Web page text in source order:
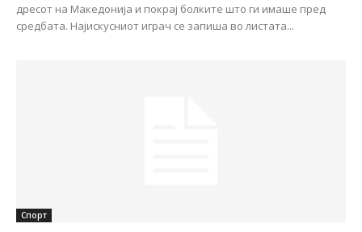
дресот на Македонија и покрај болките што ги имаше пред
средбата. Најискусниот играч се запиша во листата...
Спорт